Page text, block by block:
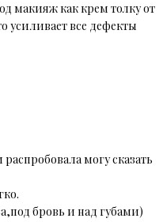
макияж как крем толку от
усиливает все дефекты
могу сказать
бровь и над губами)